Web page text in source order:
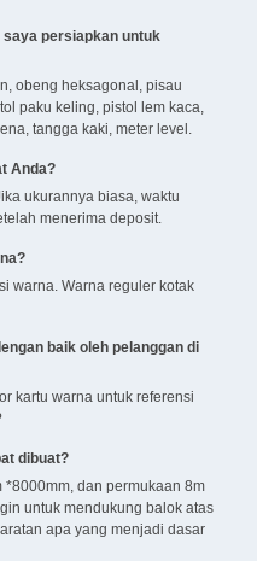
saya persiapkan untuk
obeng heksagonal, pisau
paku keling, pistol lem kaca,
tangga kaki, meter level.
Anda?
ukurannya biasa, waktu
menerima deposit.
warna. Warna reguler kotak
baik oleh pelanggan di
kartu warna untuk referensi
dibuat?
*8000mm, dan permukaan 8m
untuk mendukung balok atas
apa yang menjadi dasar